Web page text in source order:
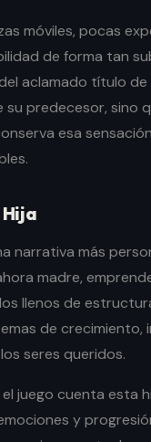
móviles, pocas
de forma tan
aclamado título
su predecesor, sino
esa
narrativa más
madre,
llenos de
de crecimiento,
seres queridos.
juego cuenta esta
y